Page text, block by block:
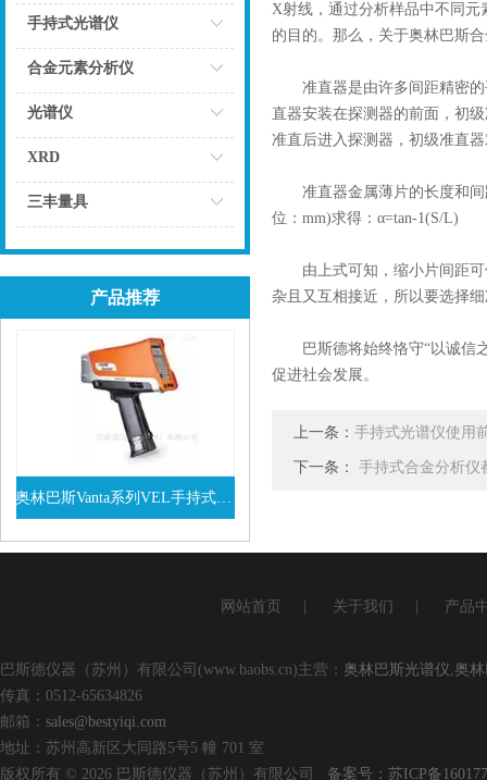
手持式光谱仪
合金元素分析仪
光谱仪
XRD
三丰量具
产品推荐
奥林巴斯Vanta系列VEL手持式XRF光谱仪
查看详情
X射线，通过分析样品中不同
的目的。那么，关于奥林巴斯
准直器是由许多间距精密的
直器安装在探测器的前面，初
准直后进入探测器，初级准直
准直器金属薄片的长度和间
位：mm)求得：α=tan-1(S/L)
由上式可知，缩小片间距可
杂且又互相接近，所以要选择
巴斯德将始终恪守“以诚信之
促进社会发展。
上一条： 手持式光谱仪使用
下一条： 手持式合金分析仪
网站首页 关于我们 产品
巴斯德仪器（苏州）有限公司(www.baobs.cn)主营： 奥林巴斯光谱仪,奥
传真：0512-65634826
邮箱： sales@bestyiqi.com
地址：苏州高新区大同路5号5 幢 701 室
版权所有 © 2026 巴斯德仪器（苏州）有限公司 备案号：苏ICP备